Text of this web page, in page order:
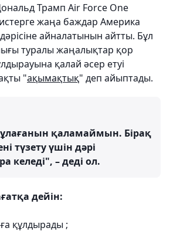
Трамп Air Force One
жаңа баждар Америка
айналатынын айтты. Бұл
туралы жаңалықтар қор
қалай әсер етуі
"ақымақтық" деп айыптады.
қаламаймын. Бірақ
түзету үшін дәрі
келеді", – деді ол.
дейін:
құлдырады ;